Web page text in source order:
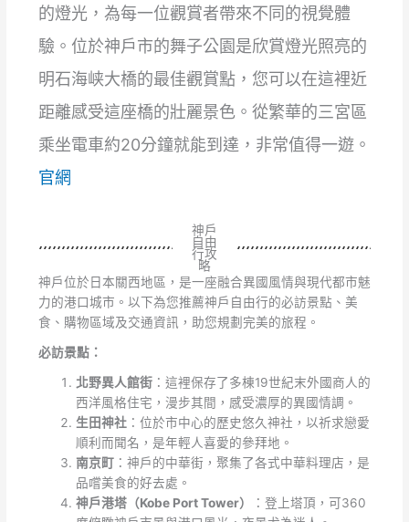
的燈光，為每一位觀賞者帶來不同的視覺體
驗。位於神戶市的舞子公園是欣賞燈光照亮的
明石海峡大橋的最佳觀賞點，您可以在這裡近
距離感受這座橋的壯麗景色。從繁華的三宮區
乘坐電車約20分鐘就能到達，非常值得一遊。
官網
神戶
自由
行攻
略
神戶位於日本關西地區，是一座融合異國風情與現代都市魅
力的港口城市。以下為您推薦神戶自由行的必訪景點、美
食、購物區域及交通資訊，助您規劃完美的旅程。
必訪景點：
北野異人館街：這裡保存了多棟19世紀末外國商人的
西洋風格住宅，漫步其間，感受濃厚的異國情調。
生田神社：位於市中心的歷史悠久神社，以祈求戀愛
順利而聞名，是年輕人喜愛的參拜地。
南京町：神戶的中華街，聚集了各式中華料理店，是
品嚐美食的好去處。
神戶港塔（Kobe Port Tower）
：登上塔頂，可360